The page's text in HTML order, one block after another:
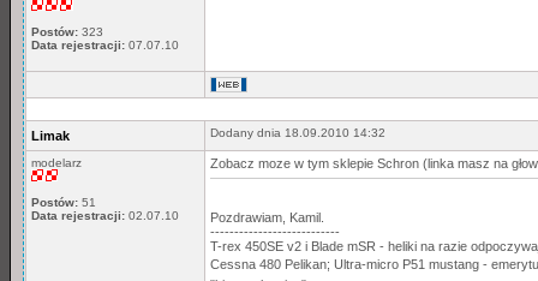
Postów: 323
Data rejestracji: 07.07.10
Limak Dodany dnia 18.09.2010 14:32
modelarz
Postów: 51
Data rejestracji: 02.07.10
Zobacz moze w tym sklepie Schron (linka masz na
Pozdrawiam, Kamil.
---------------------------
T-rex 450SE v2 i Blade mSR - heliki na razie
Cessna 480 Pelikan; Ultra-micro P51 mustang -